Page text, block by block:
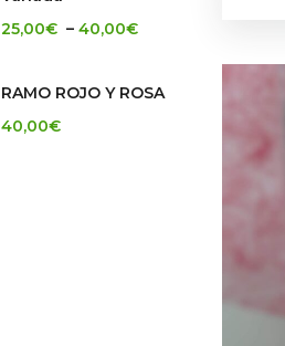
25,00€ – 40,00€
RAMO ROJO Y ROSA
40,00€